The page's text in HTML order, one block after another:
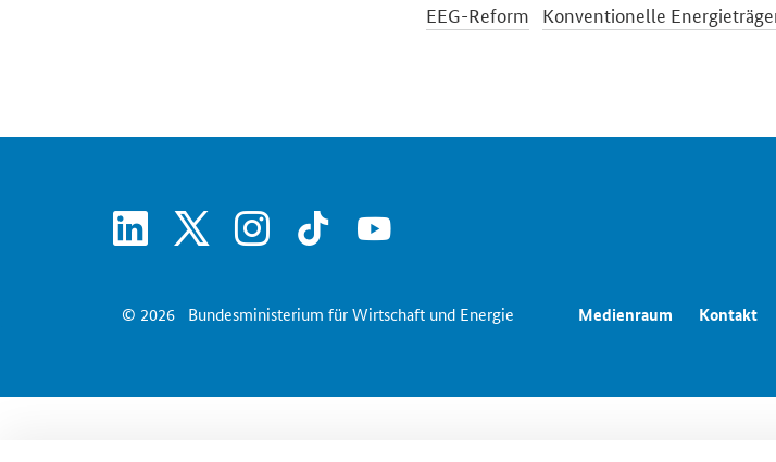
EEG-Reform Konventionelle
linkedin instagram tiktok youtube
© 2026 Bundesministerium für Wirtschaft und Energie Medienraum Kontakt